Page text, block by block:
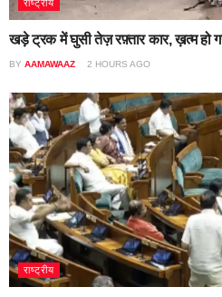
राष्ट्रीय
खड़े ट्रक में घुसी तेज़ रफ़्तार कार, ख़त्म हो
BY AAMAWAAZ 2 HOURS AGO
राष्ट्रीय